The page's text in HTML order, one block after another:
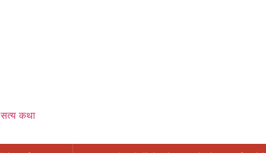
सत्य कथा